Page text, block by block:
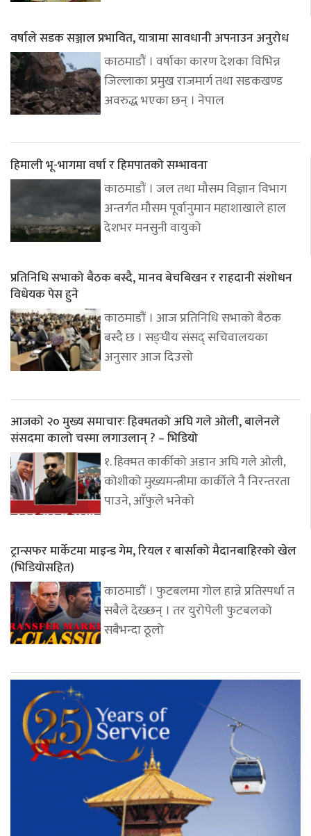
वर्षाले सडक सञ्जाल प्रभावित, यात्रामा सावधानी अपनाउन अनुरोध
काठमाडौं । वर्षाका कारण देशका विभिन्न
जिल्लाका प्रमुख राजमार्ग तथा सडकखण्ड
अवरुद्ध भएका छन् । नेपाल
हिमाली भू-भागमा वर्षा र हिमपातको सम्भावना
काठमाडौं । जल तथा मौसम विज्ञान विभाग
अन्तर्गत मौसम पूर्वानुमान महाशाखाले हाल
देशभर मनसुनी वायुको
प्रतिनिधि सभाको बैठक बस्दै, मानव बेचबिखन र राहदानी संशोधन
विधेयक पेस हुने
काठमाडौं । आज प्रतिनिधि सभाको बैठक
बस्दै छ । सङ्घीय संसद् सचिवालयका
अनुसार आज दिउसो
आजको २० मुख्य समाचारः हिक्मतको अघि गले ओली, बालेनले
संसदमा कालो चस्मा लगाउलान् ? – भिडियो
१. हिक्मत कार्कीको अडान अघि गले ओली,
कोशीको मुख्यमन्त्रीमा कार्कीले नै निरन्तरता
पाउने, आँफुले भनेको
ट्रान्सफर मार्केटमा माइन्ड गेम, रियल र बार्साको मैदानबाहिरको खेल
(भिडियोसहित)
काठमाडौं । फुटबलमा गोल हान्ने प्रतिस्पर्धा त
सबैले देख्छन् । तर युरोपेली फुटबलको
सबैभन्दा ठूलो